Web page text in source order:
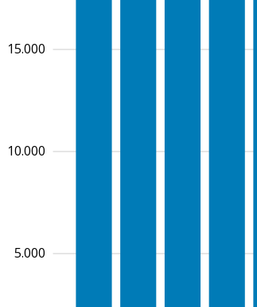
5.000
10.000
15.000